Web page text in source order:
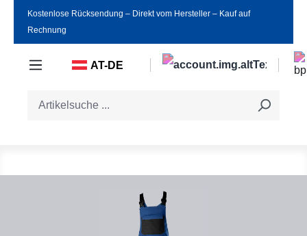
Zum Hauptinhalt springen
Kostenlose Rücksendung ‒ Direkt vom Hersteller ‒ Kauf auf
Rechnung
AT-DE